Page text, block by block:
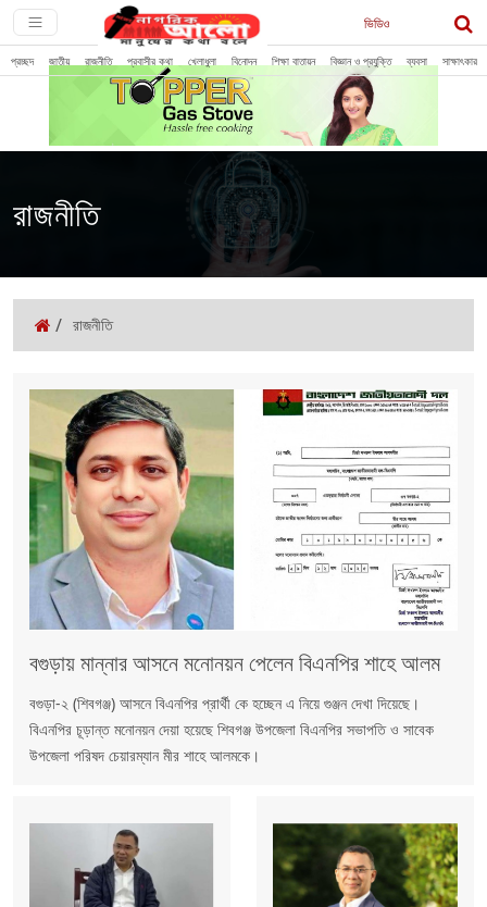
ভিডিও
প্রচ্ছদ জাতীয় রাজনীতি প্রবাসীর কথা খেলাধুলা বিনোদন শিক্ষা বাতায়ন বিজ্ঞান ও প্রযুক্তি ব্যবসা সাক্ষাৎকার
রাজনীতি
/ রাজনীতি
বগুড়ায় মান্নার আসনে মনোনয়ন পেলেন বিএনপির শাহে আলম
বগুড়া-২ (শিবগঞ্জ) আসনে বিএনপির প্রার্থী কে হচ্ছেন এ নিয়ে গুঞ্জন দেখা দিয়েছে।
বিএনপির চূড়ান্ত মনোনয়ন দেয়া হয়েছে শিবগঞ্জ উপজেলা বিএনপির সভাপতি ও সাবেক
উপজেলা পরিষদ চেয়ারম্যান মীর শাহে আলমকে।